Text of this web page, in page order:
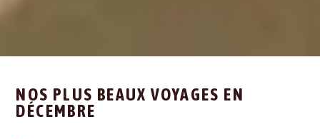
NOS PLUS BEAUX VOYAGES EN
DÉCEMBRE